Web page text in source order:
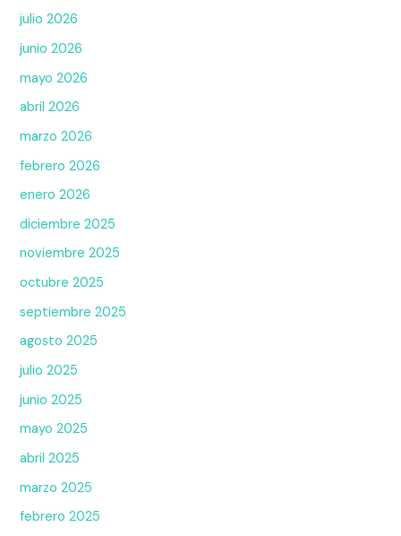
julio 2026
junio 2026
mayo 2026
abril 2026
marzo 2026
febrero 2026
enero 2026
diciembre 2025
noviembre 2025
octubre 2025
septiembre 2025
agosto 2025
julio 2025
junio 2025
mayo 2025
abril 2025
marzo 2025
febrero 2025